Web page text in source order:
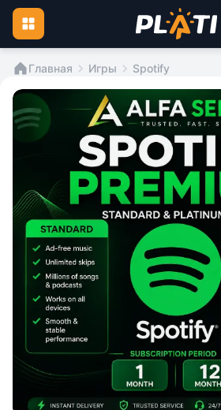
Главная Игры Spotify